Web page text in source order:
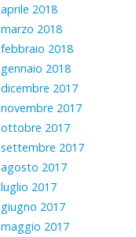
aprile 2018
marzo 2018
febbraio 2018
gennaio 2018
dicembre 2017
novembre 2017
ottobre 2017
settembre 2017
agosto 2017
luglio 2017
giugno 2017
maggio 2017